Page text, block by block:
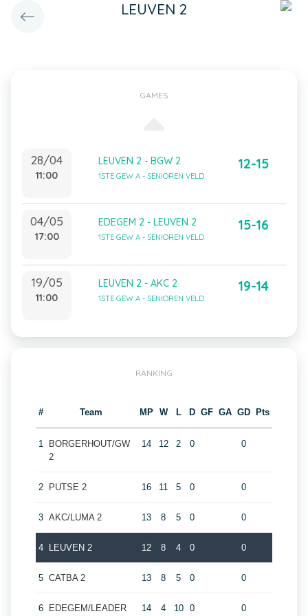
LEUVEN 2
GAMES
28/04
11:00
LEUVEN 2 - BGW 2
1STE GEW A - SENIOREN VELD
12-15
04/05
17:00
EDEGEM 2 - LEUVEN 2
1STE GEW A - SENIOREN VELD
15-16
19/05
11:00
LEUVEN 2 - AKC 2
1STE GEW A - SENIOREN VELD
19-14
RANKING
# Team MP W L D GF GA GD Pts
1
BORGERHOUT/GW
2
14 12 2 0 0
2 PUTSE 2 16 11 5 0 0
3 AKC/LUMA 2 13 8 5 0 0
4 LEUVEN 2 12 8 4 0 0
5 CATBA 2 13 8 5 0 0
6 EDEGEM/LEADER 14 4 10 0 0